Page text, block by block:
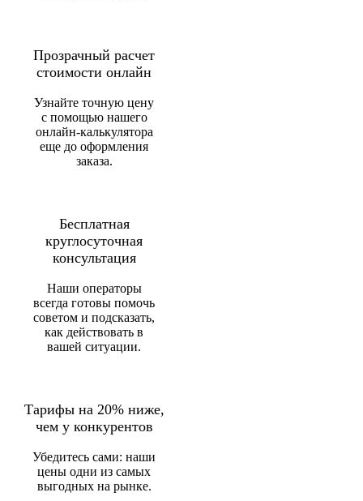
Прозрачный расчет
стоимости онлайн
Узнайте точную цену
с помощью нашего
онлайн-калькулятора
еще до оформления
заказа.
Бесплатная
круглосуточная
консультация
Наши операторы
всегда готовы помочь
советом и подсказать,
как действовать в
вашей ситуации.
Тарифы на 20% ниже,
чем у конкурентов
Убедитесь сами: наши
цены одни из самых
выгодных на рынке.